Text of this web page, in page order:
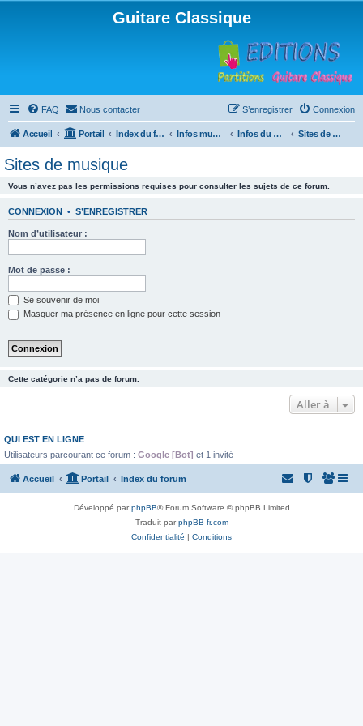
Guitare Classique
FAQ Nous contacter Connexion
S’enregistrer
Accueil Portail Index du forum Infos musicales Infos du Web Sites de musique
Sites de musique
Vous n’avez pas les permissions requises pour consulter les sujets de ce forum.
CONNEXION • S’ENREGISTRER
Nom d’utilisateur :
Mot de passe :
Se souvenir de moi
Masquer ma présence en ligne pour cette session
Cette catégorie n’a pas de forum.
Aller à
QUI EST EN LIGNE
Utilisateurs parcourant ce forum : Google [Bot] et 1 invité
Accueil Portail Index du forum
Développé parphpBB® Forum Software © phpBB Limited
Traduit parphpBB-fr.com
Confidentialité | Conditions